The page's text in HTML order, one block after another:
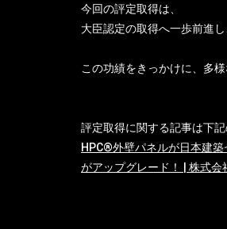
今回の評定取得は、
大臣認定の取得へ一歩前進
この功績をきっかけに、多
評定取得に関する記事は下
HPC®外壁パネルが日本建
がアップグレード！ | 株式会